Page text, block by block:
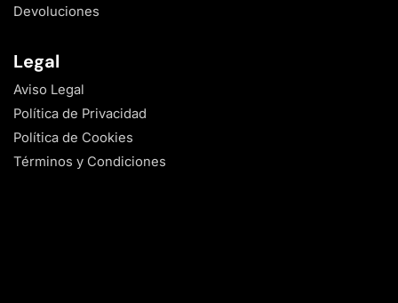
Devoluciones
Legal
Aviso Legal
Política de Privacidad
Política de Cookies
Términos y Condiciones